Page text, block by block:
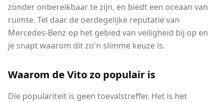
zonder onbereikbaar te zijn, en biedt een oceaan van
ruimte. Tel daar de oerdegelijke reputatie van
Mercedes-Benz op het gebied van veiligheid bij op en
je snapt waarom dit zo'n slimme keuze is.
Waarom de Vito zo populair is
Die populariteit is geen toevalstreffer. Het is het